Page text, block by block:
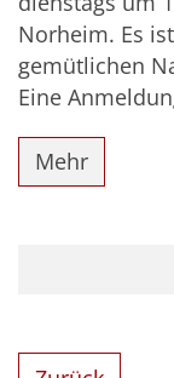
Norheim. Es
gemütlichen
Eine
Mehr